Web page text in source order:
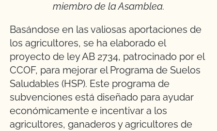
miembro de la Asamblea.
Basándose en las valiosas aportaciones de
los agricultores, se ha elaborado el
proyecto de ley AB 2734, patrocinado por el
CCOF, para mejorar el Programa de Suelos
Saludables (HSP). Este programa de
subvenciones está diseñado para ayudar
económicamente e incentivar a los
agricultores, ganaderos y agricultores de